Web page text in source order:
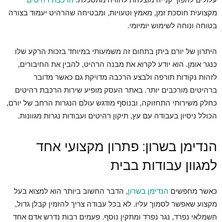
מקצועית חוסכת זמן, מאמץ וטעויות, ומבטיחה שהרהיט יעמוד בצורה
בטוחה ונוחה לשימוש יומיומי.
היתרון של יורם ביתן בתחום זה משמעותי במיוחד בזכות הרקע שלו
כנגר אומן. הוא יודע לקרוא את מבנה הרהיט, להבין את החיבורים,
לזהות נקודות תורפה ולבצע הרכבה מדויקת גם כאשר מדובר
ברהיטים מורכבים יותר. באתר העסק מופיע שירות הרכבת רהיטים
כחלק משירותי התחזוקה, ובנוסף מודגש עולם הנגרות הרחב של יורם,
הכולל ניסיון בעבודה עם עץ, תיקון רהיטים ועבודות נגרות מגוונות.
הנדימן בשרון: פתרון מקצועי אחד
למגוון עבודות בבית
כאשר מחפשים הנדימן בשרון, הדבר החשוב ביותר הוא למצוא בעל
מקצוע שאפשר לסמוך עליו. לא בכל עבודה צריך להזמין קבלן גדול,
חשמלאי נפרד, נגר נפרד ומתקין נוסף. פעמים רבות נדרש אדם אחד